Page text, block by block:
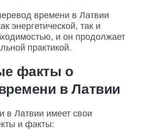
времени в Латвии
энергетической, так и
и он продолжает
практикой.
факты о
в Латвии
в Латвии имеет свои
и факты: